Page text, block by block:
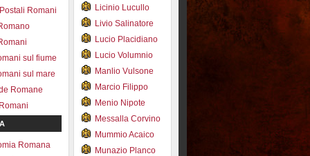
Romani
sul fiume
sul mare
Romane
Romana
Licinio Lucullo
Livio Salinatore
Lucio Placidiano
Lucio Volumnio
Manlio Vulsone
Marcio Filippo
Menio Nipote
Messalla Corvino
Mummio Acaico
Munazio Planco